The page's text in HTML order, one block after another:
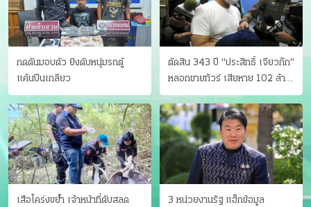
กดดันมอบตัว ยิงดับหนุ่มรถตู้
แค้นปีนเกลียว
ตัดสิน 343 ปี "ประสิทธิ์ เจียวก๊ก"
หลอกขายทัวร์ เสียหาย 102 ล้าน
มีเหยื่อ 173 คน
เสือโคร่งขย้ำ เจ้าหน้าที่ดับสลด
3 หน่วยงานรัฐ แฮ็กข้อมูล